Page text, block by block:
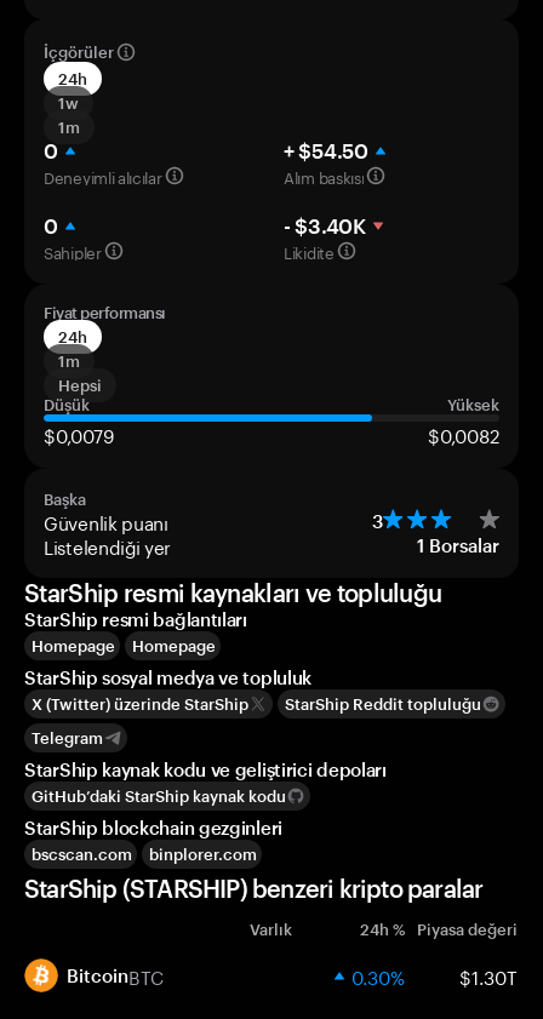
İçgörüler
24h
1w
1m
0
Deneyimli alıcılar
+ $54.50
Alım baskısı
0
Sahipler
- $3.40K
Likidite
Fiyat performansı
24h
1m
Hepsi
Düşük
Yüksek
$0,0079 $0,0082
Başka
Güvenlik puanı 3
Listelendiği yer 1 Borsalar
StarShip resmi kaynakları ve topluluğu
StarShip resmi bağlantıları
Homepage Homepage
StarShip sosyal medya ve topluluk
X (Twitter) üzerinde StarShip
StarShip Reddit topluluğu
Telegram
StarShip kaynak kodu ve geliştirici depoları
GitHub’daki StarShip kaynak kodu
StarShip blockchain gezginleri
bscscan.com binplorer.com
StarShip (STARSHIP) benzeri kripto paralar
Varlık 24h % Piyasa değeri
BitcoinBTC 0.30% $1.30T